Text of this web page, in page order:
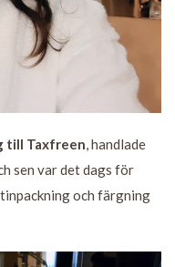
till Taxfreen, handlade
sen var det dags för
och färgning